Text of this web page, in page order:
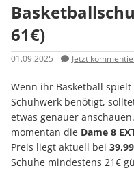
61€)
01.09.2025 Jetzt
Wenn ihr Basketball
Schuhwerk benötigt,
etwas genauer
momentan die Dame 8
Preis liegt aktuell bei
Schuhe mindestens 21€